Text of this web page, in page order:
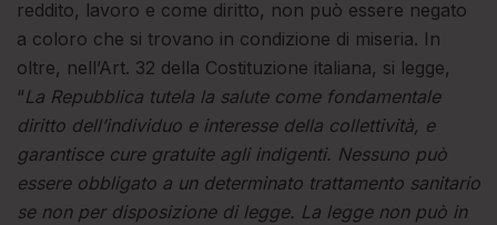
reddito, lavoro e come diritto, non può essere negato
a coloro che si trovano in condizione di miseria. In
oltre, nell’Art. 32 della Costituzione italiana, si legge,
“La Repubblica tutela la salute come fondamentale
diritto dell’individuo e interesse della collettività, e
garantisce cure gratuite agli indigenti. Nessuno può
essere obbligato a un determinato trattamento sanitario
se non per disposizione di legge. La legge non può in